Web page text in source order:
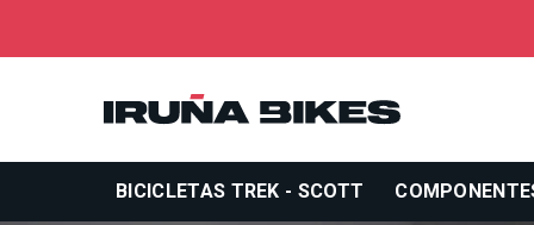
BICICLETAS TREK - SCOTT